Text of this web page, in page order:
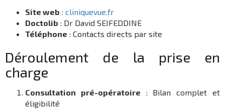
Site web : cliniquevue.fr
Doctolib : Dr David SEIFEDDINE
Téléphone : Contacts directs par site
Déroulement de la prise en
charge
Consultation pré-opératoire : Bilan complet et
éligibilité